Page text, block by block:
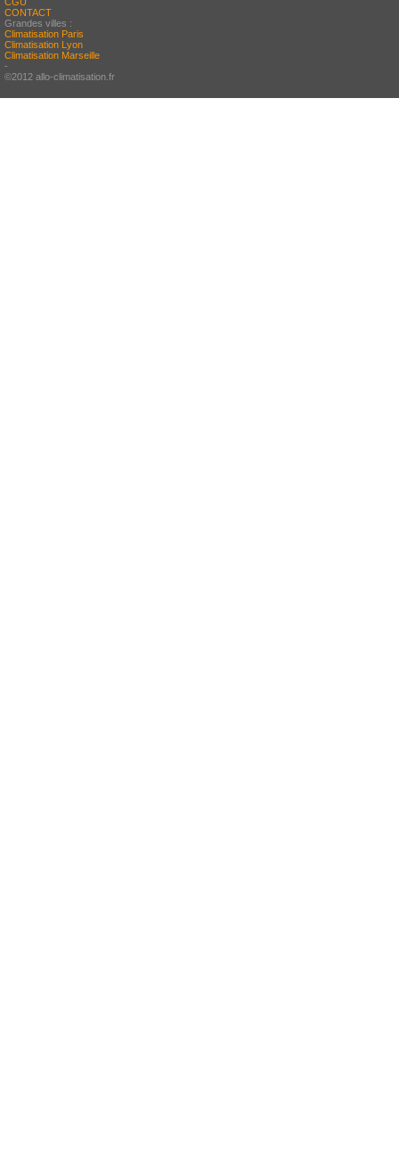
CONTACT
Grandes villes :
Climatisation Paris
Climatisation Lyon
Climatisation Marseille
-
©2012 allo-climatisation.fr